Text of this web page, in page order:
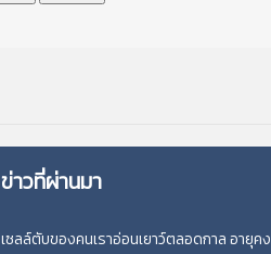
ข่าวที่ผ่านมา
เซลล์ตับของคนเราอ่อนเยาว์ตลอดกาล อายุค